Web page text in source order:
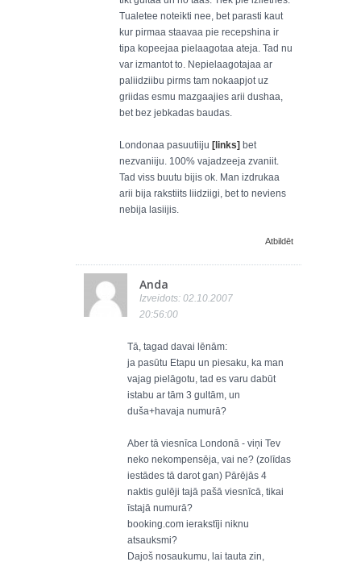
Tualetee noteikti nee, bet parasti kaut
kur pirmaa staavaa pie recepshina ir
tipa kopeejaa pielaagotaa ateja. Tad nu
var izmantot to. Nepielaagotajaa ar
paliidziibu pirms tam nokaapjot uz
griidas esmu mazgaajies arii dushaa,
bet bez jebkadas baudas.
Londonaa pasuutiiju [links] bet
nezvaniiju. 100% vajadzeeja zvaniit.
Tad viss buutu bijis ok. Man izdrukaa
arii bija rakstiits liidziigi, bet to neviens
nebija lasiijis.
Atbildēt
Anda
Izveidots: 02.10.2007
20:56:00
Tā, tagad davai lēnām:
ja pasūtu Etapu un piesaku, ka man
vajag pielāgotu, tad es varu dabūt
istabu ar tām 3 gultām, un
duša+havaja numurā?
Aber tā viesnīca Londonā - viņi Tev
neko nekompensēja, vai ne? (zolīdas
iestādes tā darot gan) Pārējās 4
naktis gulēji tajā pašā viesnīcā, tikai
īstajā numurā?
booking.com ierakstīji niknu
atsauksmi?
Dajoš nosaukumu, lai tauta zin,